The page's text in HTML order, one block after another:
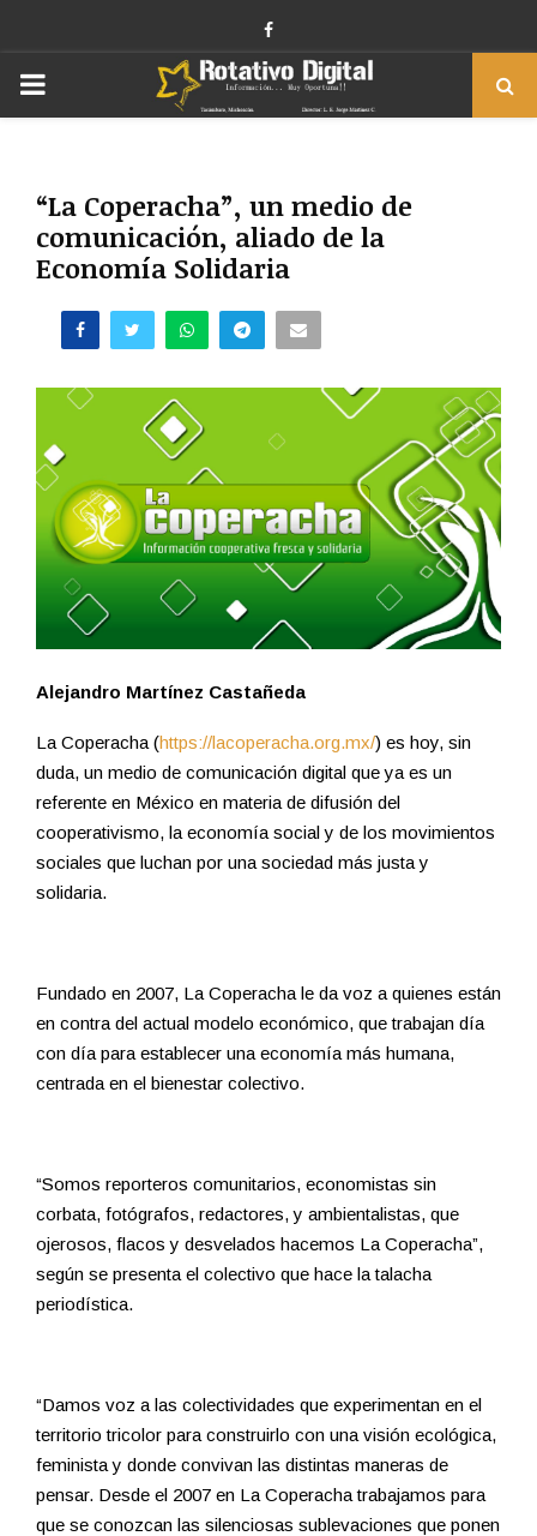
Facebook
PRIMARY
“La Coperacha”, un medio de
comunicación, aliado de la
Economía Solidaria
Alejandro Martínez Castañeda
La Coperacha (https://lacoperacha.org.mx/) es hoy, sin
duda, un medio de comunicación digital que ya es un
referente en México en materia de difusión del
cooperativismo, la economía social y de los movimientos
sociales que luchan por una sociedad más justa y
solidaria.
Fundado en 2007, La Coperacha le da voz a quienes están
en contra del actual modelo económico, que trabajan día
con día para establecer una economía más humana,
centrada en el bienestar colectivo.
“Somos reporteros comunitarios, economistas sin
corbata, fotógrafos, redactores, y ambientalistas, que
ojerosos, flacos y desvelados hacemos La Coperacha”,
según se presenta el colectivo que hace la talacha
periodística.
“Damos voz a las colectividades que experimentan en el
territorio tricolor para construirlo con una visión ecológica,
feminista y donde convivan las distintas maneras de
pensar. Desde el 2007 en La Coperacha trabajamos para
que se conozcan las silenciosas sublevaciones que ponen